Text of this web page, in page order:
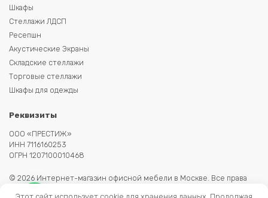
Шкафы
Стеллажи ЛДСП
Ресепшн
Акустические Экраны
Складские стеллажи
Торговые стеллажи
Шкафы для одежды
Реквизиты
ООО «ПРЕСТИЖ»
ИНН 7116160253
ОГРН 1207100010468
© 2026 Интернет-магазин офисной мебели в Москве. Все права